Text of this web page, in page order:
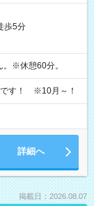
歩5分
※休憩60分。
す！ ※10月～！
詳細へ
掲載日：2026.08.07